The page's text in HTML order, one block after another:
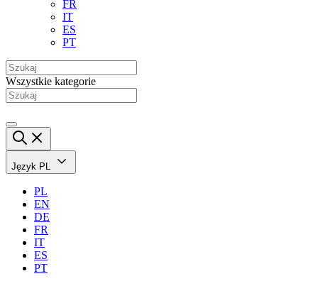
FR
IT
ES
PT
Wszystkie kategorie
Język PL
PL
EN
DE
FR
IT
ES
PT